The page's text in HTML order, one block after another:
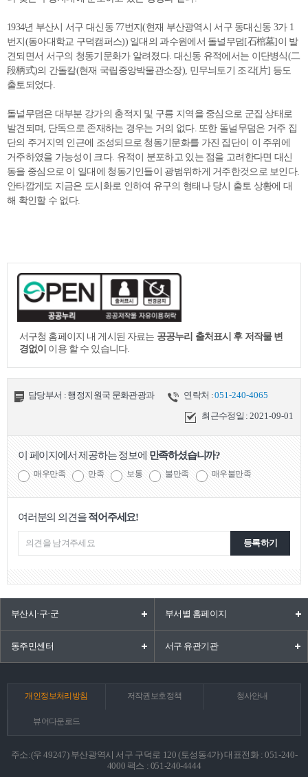
1934년 부산시 서구 대신동 77번지(현재 부산광역시 서구 동대신동 3가 1
번지(동아대학교 구덕캠퍼스)) 일대의 과수원에서 돌널무덤[石棺墓]이 발
견되면서 서구의 청동기문화가 알려졌다. 대신동 유적에서는 이단병식(二
段柄式)의 간돌칼(현재 국립중앙박물관소장), 민무늬토기 조각[片] 등도
출토되었다.
돌널무덤은 대부분 강가의 충적지 및 구릉 지역을 중심으로 군집 상태로
발견되며, 단독으로 존재하는 경우는 거의 없다. 또한 돌널무덤은 거주 집
단의 주거지역 인근에 조성되므로 청동기문화를 가진 집단이 이 주위에
거주하였을 가능성이 크다. 유적이 분포하고 있는 점을 고려한다면 대신
동을 중심으로 이 일대에 청동기인들이 광범위하게 거주한것으로 보인다.
안타깝게도 지금은 도시화로 인하여 유구의 형태나 당시 출토 상황에 대
해 확인할 수 없다.
서구청 홈페이지 내 게시된 자료는 공공누리 출처표시 후 저작물 변
경없이 이용 할 수 있습니다.
담당부서 : 행정지원국 문화관광과 연락처 :051-240-4065
최근수정일 : 2021-09-01
이 페이지에서 제공하는 정보에 만족하셨습니까?
매우만족 만족 보통 불만족 매우불만족
여러분의 의견을적어주세요!
등록하기
부산시·구·군 부서별 홈페이지
동주민센터 서구 유관기관
개인정보처리방침 저작권보호정책 청사안내
뷰어다운로드
주소:(우 49247) 부산광역시 서구 구덕로 120 (토성동4가) 대표전화 : 051-240-
4000 팩스 : 051-240-4444